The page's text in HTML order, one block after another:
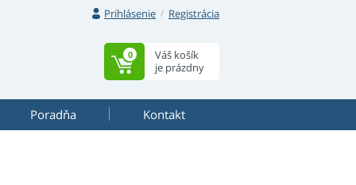
Prihlásenie Registrácia
Váš košík
je prázdny
0
Poradňa Kontakt